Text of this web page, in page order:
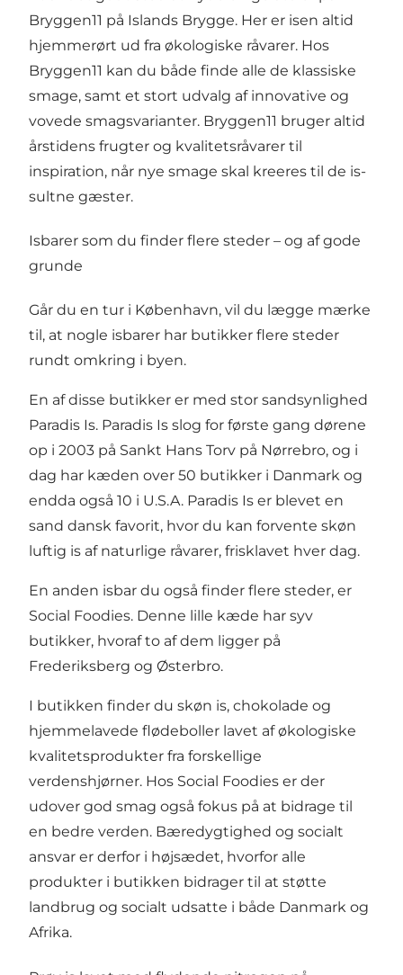
Bryggen11 på Islands Brygge. Her er isen altid
hjemmerørt ud fra økologiske råvarer. Hos
Bryggen11 kan du både finde alle de klassiske
smage, samt et stort udvalg af innovative og
vovede smagsvarianter. Bryggen11 bruger altid
årstidens frugter og kvalitetsråvarer til
inspiration, når nye smage skal kreeres til de is-
sultne gæster.
Isbarer som du finder flere steder – og af gode
grunde
Går du en tur i København, vil du lægge mærke
til, at nogle isbarer har butikker flere steder
rundt omkring i byen.
En af disse butikker er med stor sandsynlighed
Paradis Is. Paradis Is slog for første gang dørene
op i 2003 på Sankt Hans Torv på Nørrebro, og i
dag har kæden over 50 butikker i Danmark og
endda også 10 i U.S.A. Paradis Is er blevet en
sand dansk favorit, hvor du kan forvente skøn
luftig is af naturlige råvarer, frisklavet hver dag.
En anden isbar du også finder flere steder, er
Social Foodies. Denne lille kæde har syv
butikker, hvoraf to af dem ligger på
Frederiksberg og Østerbro.
I butikken finder du skøn is, chokolade og
hjemmelavede flødeboller lavet af økologiske
kvalitetsprodukter fra forskellige
verdenshjørner. Hos Social Foodies er der
udover god smag også fokus på at bidrage til
en bedre verden. Bæredygtighed og socialt
ansvar er derfor i højsædet, hvorfor alle
produkter i butikken bidrager til at støtte
landbrug og socialt udsatte i både Danmark og
Afrika.